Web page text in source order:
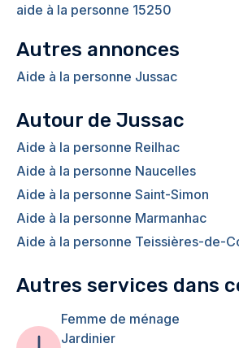
aide à la personne 15250
Autres annonces
Aide à la personne Jussac
Autour de Jussac
Aide à la personne Reilhac
Aide à la personne Naucelles
Aide à la personne Saint-Simon
Aide à la personne Marmanhac
Aide à la personne Teissières-de-
Autres services dans
Femme de ménage
Jardinier